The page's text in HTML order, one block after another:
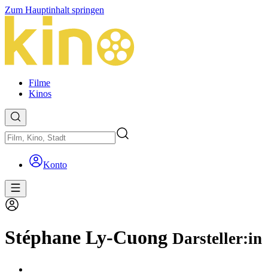
Zum Hauptinhalt springen
Filme
Kinos
Konto
Stéphane Ly-Cuong Darsteller:in